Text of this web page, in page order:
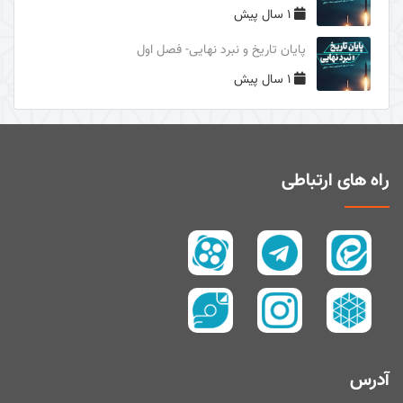
دوری از مرگ جاهلیت
سال1395
سال 1394
زیارت و توسل
پیامبر امّی (صلی الله علیه و آله و سلم)
تفسیر سورۀ کوثر
سال 1397
سال 1395
1 سال پیش
پایان تاریخ و نبرد نهایی- فصل اول
1 سال پیش
راه های ارتباطی
آدرس